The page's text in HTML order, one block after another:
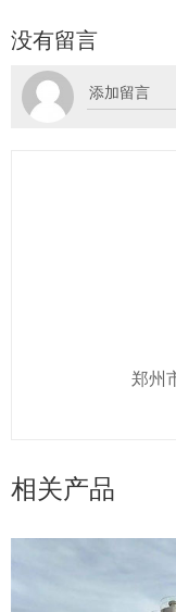
没有留言
郑州
相关产品